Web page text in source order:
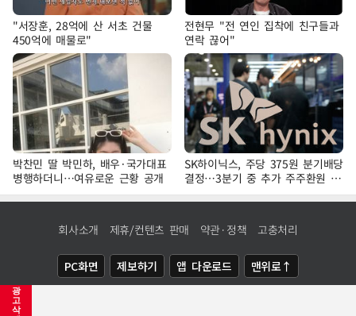
광
고
삭
"서장훈, 28억에 산 서초 건물
450억에 매물로"
전현무 "전 연인 집착에 친구들과
연락 끊어"
박찬민 딸 박민하, 배우·국가대표
병행하더니…여유로운 근황 공개
SK하이닉스, 주당 375원 분기배당
결정…3분기 중 추가 주주환원 발
표
회사소개 제휴/컨텐츠 판매 약관·정책 고충처리
PC화면 제보하기 앱 다운로드 맨위로↑